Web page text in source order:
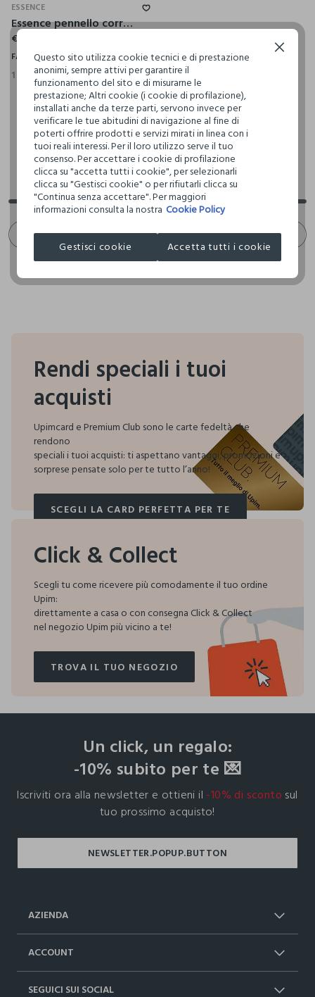
ESSENCE
Essence pennello correttore 01
€ 3,79
FASUL
1 Colori
Stai visualizzando 3 di 3 prodotti
SCROLL INFINITO 🙄 ? NO GRAZIE. FILTRA!
Rendi speciali i tuoi
acquisti
Upimcard e Premium Club sono le carte fedeltà che
rendono
speciali i tuoi acquisti:ti aspettano vantaggi, promozioni e
sorprese pensate solo per te tutto l’anno!
SCEGLI LA CARD PERFETTA PER TE
SCEGLI LA CARD PERFETTA PER TE
Click & Collect
Scegli tu come ricevere più comodamente il tuo ordine
Upim:
direttamente a casa o con consegna Click & Collect
nel negozio Upim più vicino a te!
TROVA IL TUO NEGOZIO
TROVA IL TUO NEGOZIO
Un click, un regalo:
-10% subito per te 💌
Iscriviti ora alla newsletter e ottieni il -10% di sconto sul
tuo prossimo acquisto!
AZIENDA
Dichiarazione accessibilità
ACCOUNT
SEGUICI SUI SOCIAL
Questo sito utilizza cookie tecnici e di prestazione
anonimi, sempre attivi per garantire il
funzionamento del sito e di misurarne le
prestazione; Altri cookie (i cookie di profilazione),
installati anche da terze parti, servono invece per
verificare le tue abitudini di navigazione al fine di
poterti offrire prodotti e servizi mirati in linea con i
tuoi reali interessi. Per il loro utilizzo serve il tuo
consenso. Per accettare i cookie di profilazione
clicca su "accetta tutti i cookie", per selezionarli
clicca su "Gestisci cookie" o per rifiutarli clicca su
"Continua senza accettare". Per maggiori
informazioni consulta la nostra Cookie Policy
Gestisci cookie Accetta tutti i cookie
Continua senza accettare